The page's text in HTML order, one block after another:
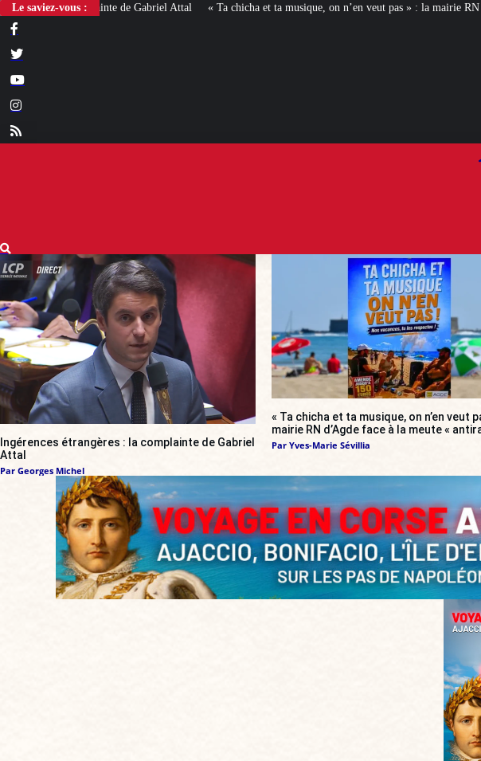
Le saviez-vous :« Ta chicha et ta musique, on n’en veut pas » : la mairie RN d’Agde face à la meute «
Ingérences étrangères : la complainte de Gabriel
Attal
Par Georges Michel
« Ta chicha et ta musique, on n’en veut
mairie RN d’Agde face à la meute «
Par Yves-Marie Sévillia